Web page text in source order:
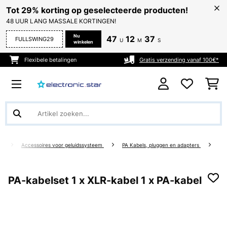
Tot 29% korting op geselecteerde producten!
48 UUR LANG MASSALE KORTINGEN!
FULLSWING29
Nu
winkelen
47 U 12 M 37 S
Flexibele betalingen Gratis verzending vanaf 100€*
Accessoires voor geluidssysteem PA Kabels, pluggen en adapters
PA-kabelset 1 x XLR-kabel 1 x PA-kabel